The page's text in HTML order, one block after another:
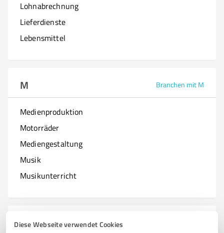
Diese Webseite verwendet Cookies
Lohnabrechnung
Lieferdienste
Lebensmittel
M Branchen mit M
Medienproduktion
Motorräder
Mediengestaltung
Musik
Musikunterricht
N